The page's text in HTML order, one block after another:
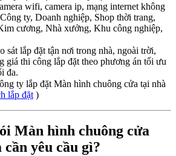
wifi, camera ip, mạng internet không
ty, Doanh nghiệp, Shop thời trang,
cương, Nhà xưởng, Khu công nghiệp,
sát lắp đặt tận nơi trong nhà, ngoài trời,
giá thi công lắp đặt theo phương án tối ưu
đa.
ty lắp đặt Màn hình chuông cửa tại nhà
lắp đặt )
Màn hình chuông cửa
yêu cầu gì?